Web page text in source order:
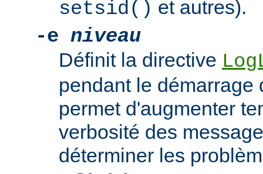
setsid() et autres).
-e niveau
Définit la directive
pendant le démarrage
permet d'augmenter
verbosité des
déterminer les